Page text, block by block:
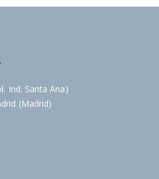
Ind. Santa Ana)
(Madrid)